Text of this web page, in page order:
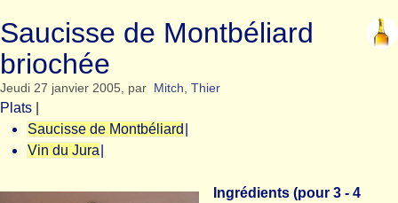
Saucisse de Montbéliard
briochée
Jeudi 27 janvier 2005, par Mitch, Thier
Plats
Saucisse de Montbéliard
Vin du Jura
Ingrédients (pour 3 - 4